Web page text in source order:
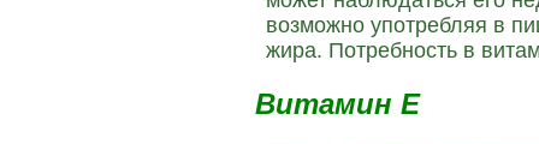
возможно употребляя в
жира. Потребность в
Витамин Е